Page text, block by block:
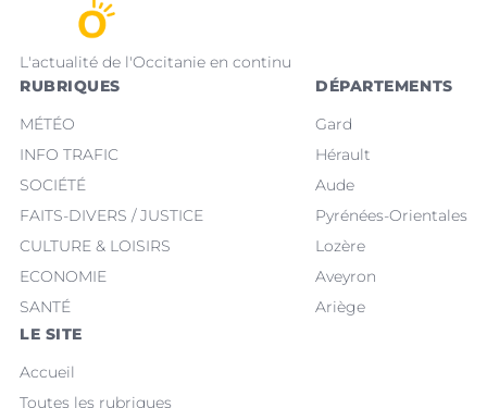
L'actualité de l'Occitanie en continu
RUBRIQUES
MÉTÉO
INFO TRAFIC
SOCIÉTÉ
FAITS-DIVERS / JUSTICE
CULTURE & LOISIRS
ECONOMIE
SANTÉ
DÉPARTEMENTS
Gard
Hérault
Aude
Pyrénées-Orientales
Lozère
Aveyron
Ariège
LE SITE
Accueil
Toutes les rubriques